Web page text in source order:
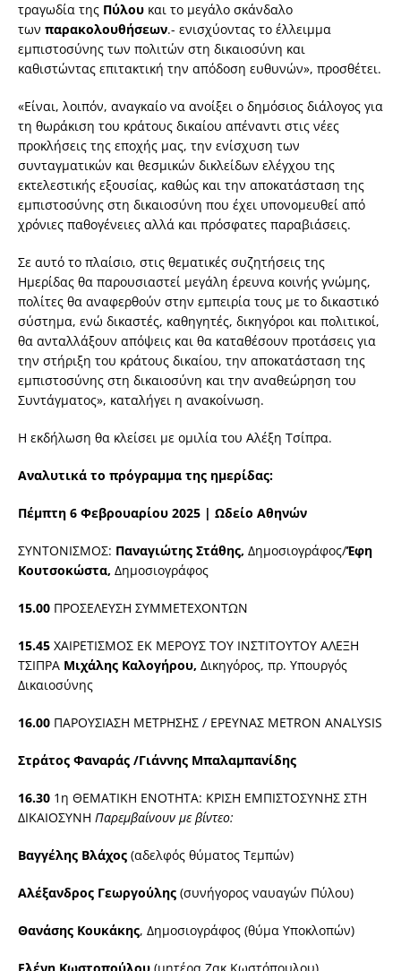
τραγωδία της Πύλου και το μεγάλο σκάνδαλο
των παρακολουθήσεων.- ενισχύοντας το έλλειμμα
εμπιστοσύνης των πολιτών στη δικαιοσύνη και
καθιστώντας επιτακτική την απόδοση ευθυνών», προσθέτει.
«Είναι, λοιπόν, αναγκαίο να ανοίξει ο δημόσιος διάλογος για
τη θωράκιση του κράτους δικαίου απέναντι στις νέες
προκλήσεις της εποχής μας, την ενίσχυση των
συνταγματικών και θεσμικών δικλείδων ελέγχου της
εκτελεστικής εξουσίας, καθώς και την αποκατάσταση της
εμπιστοσύνης στη δικαιοσύνη που έχει υπονομευθεί από
χρόνιες παθογένειες αλλά και πρόσφατες παραβιάσεις.
Σε αυτό το πλαίσιο, στις θεματικές συζητήσεις της
Ημερίδας θα παρουσιαστεί μεγάλη έρευνα κοινής γνώμης,
πολίτες θα αναφερθούν στην εμπειρία τους με το δικαστικό
σύστημα, ενώ δικαστές, καθηγητές, δικηγόροι και πολιτικοί,
θα ανταλλάξουν απόψεις και θα καταθέσουν προτάσεις για
την στήριξη του κράτους δικαίου, την αποκατάσταση της
εμπιστοσύνης στη δικαιοσύνη και την αναθεώρηση του
Συντάγματος», καταλήγει η ανακοίνωση.
Η εκδήλωση θα κλείσει με ομιλία του Αλέξη Τσίπρα.
Αναλυτικά το πρόγραμμα της ημερίδας:
Πέμπτη 6 Φεβρουαρίου 2025 | Ωδείο Αθηνών
ΣΥΝΤΟΝΙΣΜΟΣ: Παναγιώτης Στάθης, Δημοσιογράφος/Έφη
Κουτσοκώστα, Δημοσιογράφος
15.00 ΠΡΟΣΕΛΕΥΣΗ ΣΥΜΜΕΤΕΧΟΝΤΩΝ
15.45 ΧΑΙΡΕΤΙΣΜΟΣ ΕΚ ΜΕΡΟΥΣ ΤΟΥ ΙΝΣΤΙΤΟΥΤΟΥ ΑΛΕΞΗ
ΤΣΙΠΡΑ Μιχάλης Καλογήρου, Δικηγόρος, πρ. Υπουργός
Δικαιοσύνης
16.00 ΠΑΡΟΥΣΙΑΣΗ ΜΕΤΡΗΣΗΣ / ΕΡΕΥΝΑΣ METRON ANALYSIS
Στράτος Φαναράς /Γιάννης Μπαλαμπανίδης
16.30 1η ΘΕΜΑΤΙΚΗ ΕΝΟΤΗΤΑ: ΚΡΙΣΗ ΕΜΠΙΣΤΟΣΥΝΗΣ ΣΤΗ
ΔΙΚΑΙΟΣΥΝΗ Παρεμβαίνουν με βίντεο:
Βαγγέλης Βλάχος (αδελφός θύματος Τεμπών)
Αλέξανδρος Γεωργούλης (συνήγορος ναυαγών Πύλου)
Θανάσης Κουκάκης, Δημοσιογράφος (θύμα Υποκλοπών)